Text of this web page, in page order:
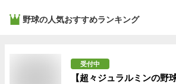
野球の人気おすすめランキング
受付中
【超々ジュラルミンの野